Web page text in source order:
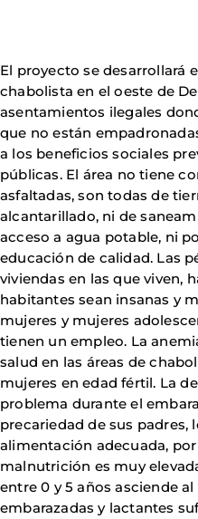
El proyecto se desarrollará
chabolista en el oeste de
asentamientos ilegales
que no están
a los beneficios sociales
públicas. El área no tiene
asfaltadas, son todas de
alcantarillado, ni de
acceso a agua potable, ni
educación de calidad. Las
viviendas en las que viven,
habitantes sean insanas y
mujeres y mujeres
tienen un empleo. La
salud en las áreas de
mujeres en edad fértil. La
problema durante el
precariedad de sus padres,
alimentación adecuada,
malnutrición es muy
entre 0 y 5 años asciende
embarazadas y lactantes